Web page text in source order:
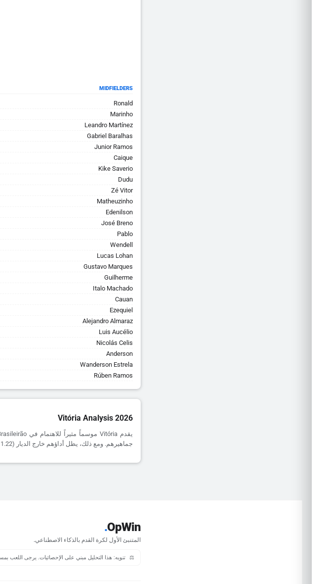
MIDFIELDERS
Ronald
Marinho
Leandro Martínez
Gabriel Baralhas
Junior Ramos
Caique
Kike Saverio
Dudu
Zé Vitor
Matheuzinho
Edenilson
José Breno
Pablo
Wendell
Lucas Lohan
Gustavo Marques
Guilherme
Italo Machado
Cauan
Ezequiel
Alejandro Almaraz
Luis Aucélio
Nicolás Celis
Anderson
Wanderson Estrela
Rúben Ramos
Vitória Analysis 2026
جماهيرهم. ومع ذلك، يظل أداؤهم خارج الديار (1.22 أهداف/مباراة) عاملاً رئيسياً لتوقعاتهم القادمة.
OpWin
.
المتنبئ الأول لكرة القدم بالذكاء الاصطناعي.
⚖️ تنويه: هذا التحليل مبني على الإحصائيات. يرجى اللعب